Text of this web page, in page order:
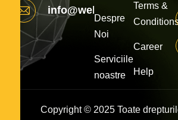
info@webdream.md
Despre
Noi
Serviciile
noastre
Terms &
Career
Help
Copyright © 2025 Toate